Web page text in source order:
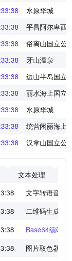
水原华城
平昌阿尔卑西
俗离山国立公
牙山温泉
边山半岛国立
丽水海上国立
水原华城
统营闲丽海上
汉拿山国立公
文本处理
文字转语音工
二维码生成器
Base64编码/
图片取色器